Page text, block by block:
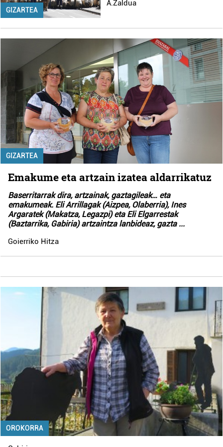
GIZARTEA
A.Zaldua
GIZARTEA
Emakume eta artzain izatea aldarrikatuz
Baserritarrak dira, artzainak, gaztagileak… eta
emakumeak. Eli Arrillagak (Aizpea, Olaberria), Ines
Argaratek (Makatza, Legazpi) eta Eli Elgarrestak
(Baztarrika, Gabiria) artzaintza lanbideaz, gazta ...
Goierriko Hitza
OROKORRA